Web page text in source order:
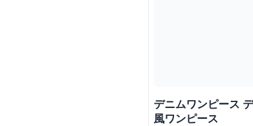
デニムワンピース
風ワンピース